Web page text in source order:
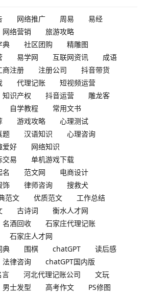
网络推广 周易
易经
网络营销
旅游攻略
典 社区团购
精雕图
易学网 互联网资讯
成语
商注册 注册公司
抖音带货
代理记账
短视频运营
知识产权 抖音运营
雕龙客
自学教程
常用文书
游戏攻略
心理测试
题 汉语知识
心理咨询
爱好
网络知识
交易
单机游戏下载
名 范文网
电商设计
饰 律师咨询
搜救犬
范文 优质范文
工作总结
古诗词
衡水人才网
名酒回收
石家庄代理记账
石家庄人才网
典 围棋 chatGPT
读后感
法律咨询
chatGPT国内版
言 河北代理记账公司
文玩
男士发型 高考作文
PS修图